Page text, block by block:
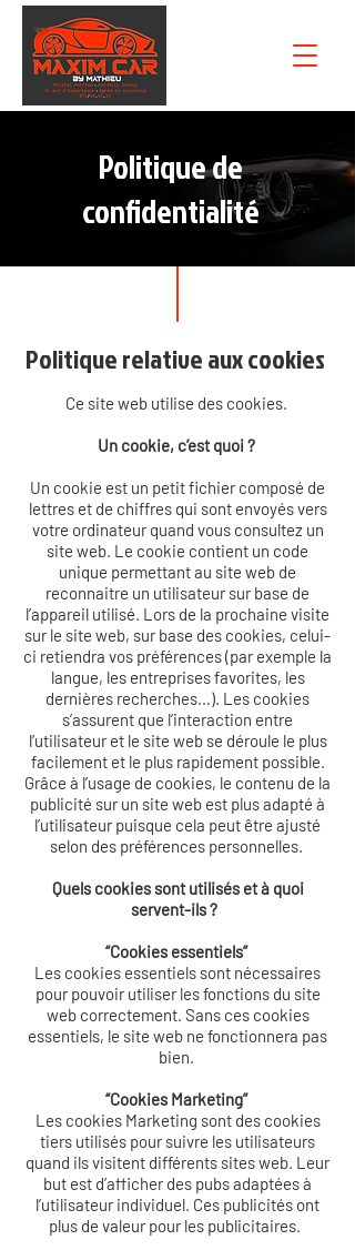
Politique de
confidentialité
Politique relative aux cookies
Ce site web utilise des cookies.
Un cookie, c’est quoi ?
Un cookie est un petit fichier composé de
lettres et de chiffres qui sont envoyés vers
votre ordinateur quand vous consultez un
site web. Le cookie contient un code
unique permettant au site web de
reconnaitre un utilisateur sur base de
l’appareil utilisé. Lors de la prochaine visite
sur le site web, sur base des cookies, celui-
ci retiendra vos préférences (par exemple la
langue, les entreprises favorites, les
dernières recherches…). Les cookies
s’assurent que l’interaction entre
l’utilisateur et le site web se déroule le plus
facilement et le plus rapidement possible.
Grâce à l’usage de cookies, le contenu de la
publicité sur un site web est plus adapté à
l’utilisateur puisque cela peut être ajusté
selon des préférences personnelles.
Quels cookies sont utilisés et à quoi
servent-ils ?
“Cookies essentiels”
Les cookies essentiels sont nécessaires
pour pouvoir utiliser les fonctions du site
web correctement. Sans ces cookies
essentiels, le site web ne fonctionnera pas
bien.
“Cookies Marketing”
Les cookies Marketing sont des cookies
tiers utilisés pour suivre les utilisateurs
quand ils visitent différents sites web. Leur
but est d’afficher des pubs adaptées à
l’utilisateur individuel. Ces publicités ont
plus de valeur pour les publicitaires.